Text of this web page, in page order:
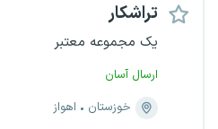
تراشکار
یک مجموعه معتبر
ارسال آسان
خوزستان
اهواز